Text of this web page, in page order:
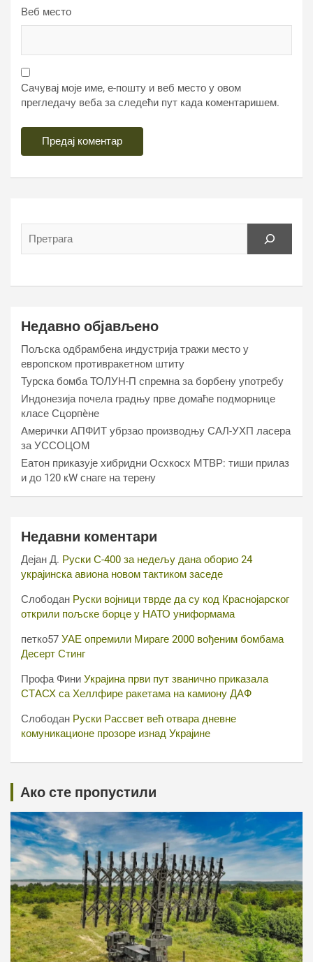
Веб место
Сачувај моје име, е-пошту и веб место у овом
прегледачу веба за следећи пут када коментаришем.
Недавно објављено
Пољска одбрамбена индустрија тражи место у
европском противракетном штиту
Турска бомба ТОЛУН-П спремна за борбену употребу
Индонезија почела градњу прве домаће подморнице
класе Сцорпèне
Амерички АПФИТ убрзао производњу САЛ-УХП ласера
за УССОЦОМ
Еатон приказује хибридни Осхкосх МТВР: тиши прилаз
и до 120 кW снаге на терену
Недавни коментари
Дејан Д. Руски С-400 за недељу дана оборио 24
украјинска авиона новом тактиком заседе
Слободан Руски војници тврде да су код Краснојарског
открили пољске борце у НАТО униформама
петко57 УАЕ опремили Мираге 2000 вођеним бомбама
Десерт Стинг
Профа Фини Украјина први пут званично приказала
СТАСХ са Хеллфире ракетама на камиону ДАФ
Слободан Руски Рассвет већ отвара дневне
комуникационе прозоре изнад Украјине
Ако сте пропустили